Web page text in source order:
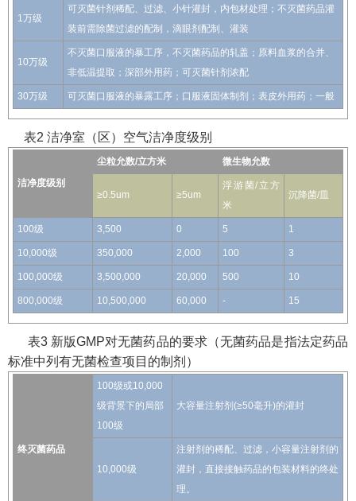
1万级
可灭菌针剂稀配、过滤、小针灌封，内包材处理；不灭菌药品灌
装前需除菌过滤的配制，滴眼剂配制、灌装
10万级
不灭菌口服液的暴工序，不灭菌药品的轧盖；原料血浆的合并、
非低温提取；深部外用药；可灭菌针剂浓配
30万级 可灭菌口服液的暴露工序；口服液固体制剂；表皮外用药；一般
表2 洁净室（区）空气洁净度级别
洁净度级别
尘粒允数/立方米 微生物允数
≥0.5um ≥5um
浮游菌/立方
米
沉降菌/皿
100级 3,500 0 5 1
10,000级 350,000 2,000 100 3
100,000级 3,500,000 20,000 500 10
800,000级 10,500,000 60,000 - 15
表3 新版GMP对无菌药品的要求（无菌药品是指法定药品
标准中列有无菌检查项目的制剂）
终灭菌药品
100级或10,000
级背景下的局部
100级
大容量注射剂(≥50毫升)的灌封
10,000级
注射剂的稀配、过滤，小容量注射剂的
灌封，直接接触药品的包装材料的终处
理。